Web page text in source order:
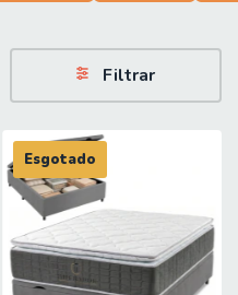
Filtrar
Esgotado